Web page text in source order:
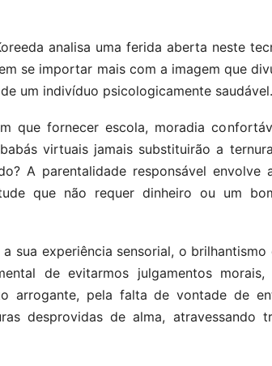
analisa uma ferida aberta neste
se importar mais com a imagem que
um indivíduo psicologicamente saudável.
que fornecer escola, moradia
virtuais jamais substituirão a
A parentalidade responsável envolve
que não requer dinheiro ou um
sua experiência sensorial, o
de evitarmos julgamentos morais,
arrogante, pela falta de vontade de
desprovidas de alma, atravessando